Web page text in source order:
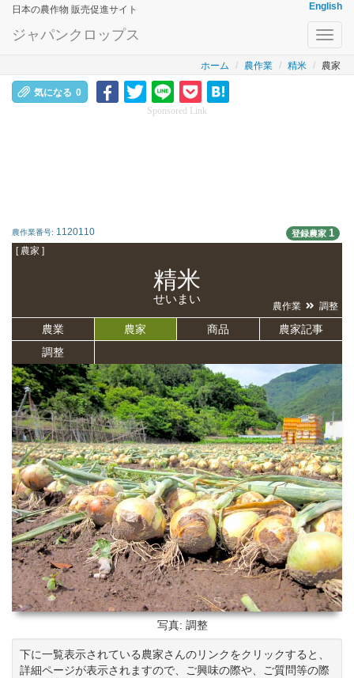
日本の農作物 販売促進サイト English
ジャパンクロップス
ホーム 農作業 精米 農家
気になる 0
Sponsored Link
農作業番号: 1120110 登録農家 1
[ 農家 ]
精米
せいまい
農作業 調整
農業 農家 商品
農家記事
調整
写真: 調整
下に一覧表示されている農家さんのリンクをクリックすると、
詳細ページが表示されますので、ご興味の際や、ご質問等の際